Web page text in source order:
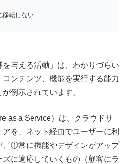
転しない
を与える活動」は、わかりづらい
ンテンツ、機能を実行する能力
例示されています。
as a Service）は、クラウドサ
を、ネット経由でユーザーに利
、①常に機能やデザインがアップ
に適応していくもの（顧客にラ